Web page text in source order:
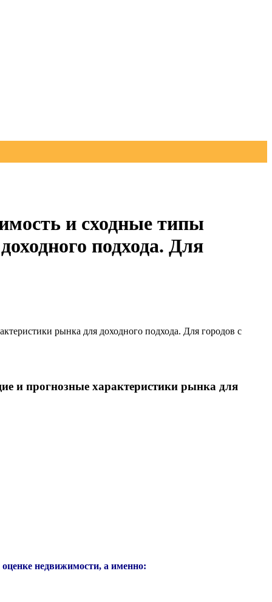
и сходные типы
подхода. Для
рынка для доходного подхода. Для городов с
и прогнозные характеристики рынка для
недвижимости, а именно: